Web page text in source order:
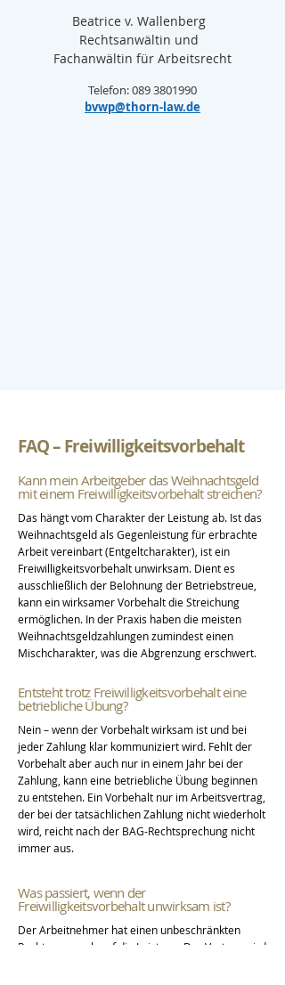
Beatrice v. Wallenberg
Rechtsanwältin und
Fachanwältin für Arbeitsrecht
Telefon: 089 3801990
bvwp@thorn-law.de
FAQ – Freiwilligkeitsvorbehalt
Kann mein Arbeitgeber das Weihnachtsgeld
mit einem Freiwilligkeitsvorbehalt streichen?
Das hängt vom Charakter der Leistung ab. Ist das
Weihnachtsgeld als Gegenleistung für erbrachte
Arbeit vereinbart (Entgeltcharakter), ist ein
Freiwilligkeitsvorbehalt unwirksam. Dient es
ausschließlich der Belohnung der Betriebstreue,
kann ein wirksamer Vorbehalt die Streichung
ermöglichen. In der Praxis haben die meisten
Weihnachtsgeldzahlungen zumindest einen
Mischcharakter, was die Abgrenzung erschwert.
Entsteht trotz Freiwilligkeitsvorbehalt eine
betriebliche Übung?
Nein – wenn der Vorbehalt wirksam ist und bei
jeder Zahlung klar kommuniziert wird. Fehlt der
Vorbehalt aber auch nur in einem Jahr bei der
Zahlung, kann eine betriebliche Übung beginnen
zu entstehen. Ein Vorbehalt nur im Arbeitsvertrag,
der bei der tatsächlichen Zahlung nicht wiederholt
wird, reicht nach der BAG-Rechtsprechung nicht
immer aus.
Was passiert, wenn der
Freiwilligkeitsvorbehalt unwirksam ist?
Der Arbeitnehmer hat einen unbeschränkten
Rechtsanspruch auf die Leistung. Der Vertrag wird